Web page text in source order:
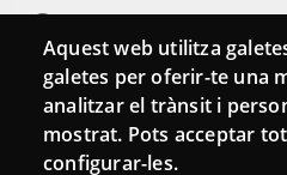
Connecta
Bustia de contacte
Butlletins
Aquest web utilitza
galetes per oferir-te una
analitzar el trànsit i
mostrat. Pots acceptar
configurar-les.